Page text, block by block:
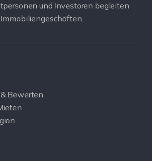
und Investoren begleiten
Bewerten